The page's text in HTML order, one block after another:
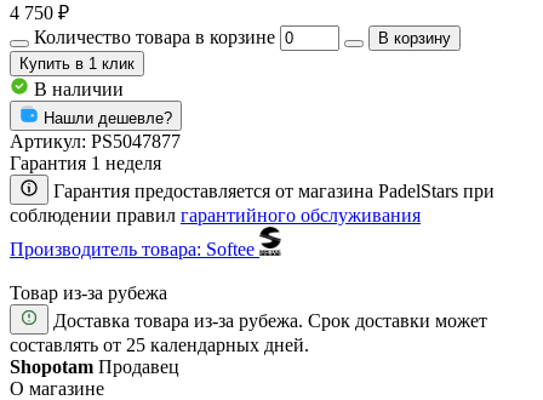
4 750 ₽
Количество товара в корзине
В корзину
Купить в 1 клик
В наличии
Нашли дешевле?
Артикул: PS5047877
Гарантия 1 неделя
Гарантия предоставляется от магазина PadelStars при
соблюдении правил гарантийного обслуживания
Производитель товара: Softee
Товар из-за рубежа
Доставка товара из-за рубежа. Срок доставки может
составлять от 25 календарных дней.
Shopotam Продавец
О магазине